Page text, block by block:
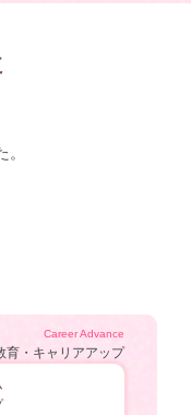
Career Advance
育・キャリアアップ